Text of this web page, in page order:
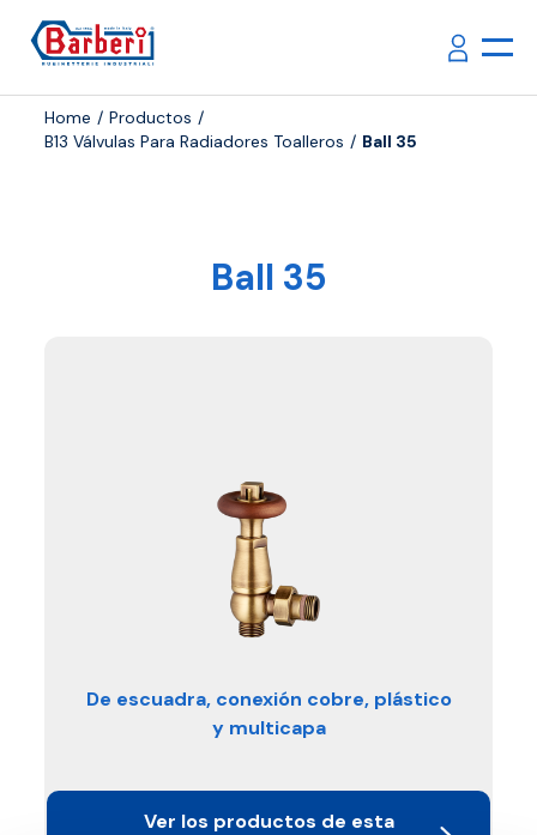
Home
Productos
B13 Válvulas Para Radiadores Toalleros
Ball 35
Ball 35
De escuadra, conexión cobre, plástico
y multicapa
Ver los productos de esta